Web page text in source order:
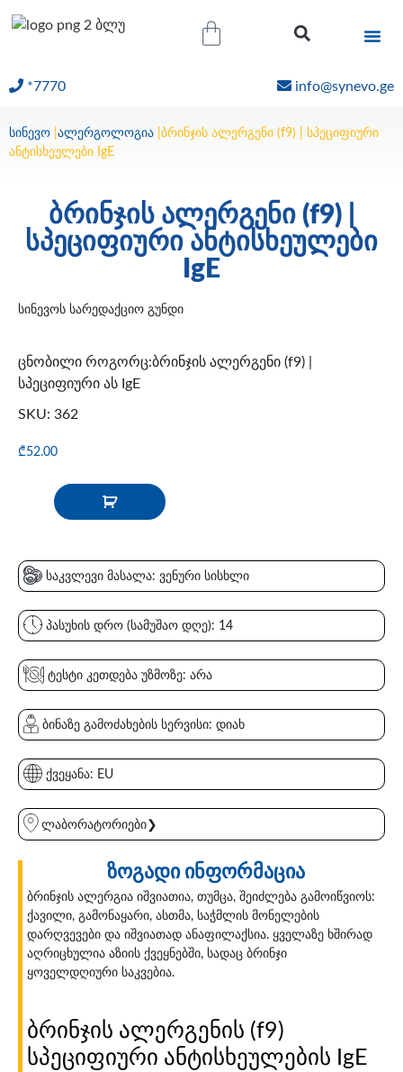
*7770 info@synevo.ge
სინევო ალერგოლოგია ბრინჯის ალერგენი (f9) | სპეციფიური
ანტისხეულები IgE
ბრინჯის ალერგენი (f9) |
სპეციფიური ანტისხეულები
IgE
სინევოს სარედაქციო გუნდი
ცნობილი როგორც:ბრინჯის ალერგენი (f9) |
სპეციფიური ას IgE
SKU: 362
₾52.00
საკვლევი მასალა: ვენური სისხლი
პასუხის დრო (სამუშაო დღე): 14
ტესტი კეთდება უზმოზე: არა
ბინაზე გამოძახების სერვისი: დიახ
ქვეყანა: EU
ლაბორატორიები❯
ზოგადი ინფორმაცია
ბრინჯის ალერგია იშვიათია, თუმცა, შეიძლება გამოიწვიოს:
ქავილი, გამონაყარი, ასთმა, საჭმლის მონელების
დარღვევები და იშვიათად ანაფილაქსია. ყველაზე ხშირად
აღრიცხულია აზიის ქვეყნებში, სადაც ბრინჯი
ყოველდღიური საკვებია.
ბრინჯის ალერგენის (f9)
სპეციფიური ანტისხეულების IgE